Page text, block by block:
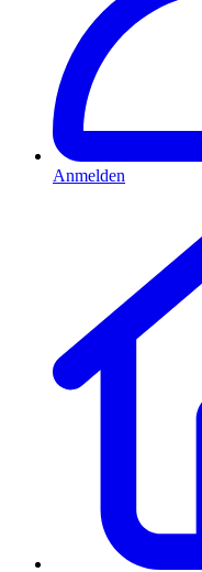
Anmelden